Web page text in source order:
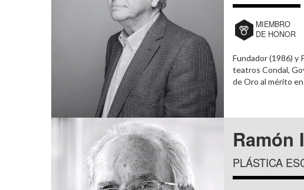
MIEMBRO
DE HONOR
Fundador (1986) y
teatros Condal,
de Oro al mérito
Ramón
PLÁSTICA